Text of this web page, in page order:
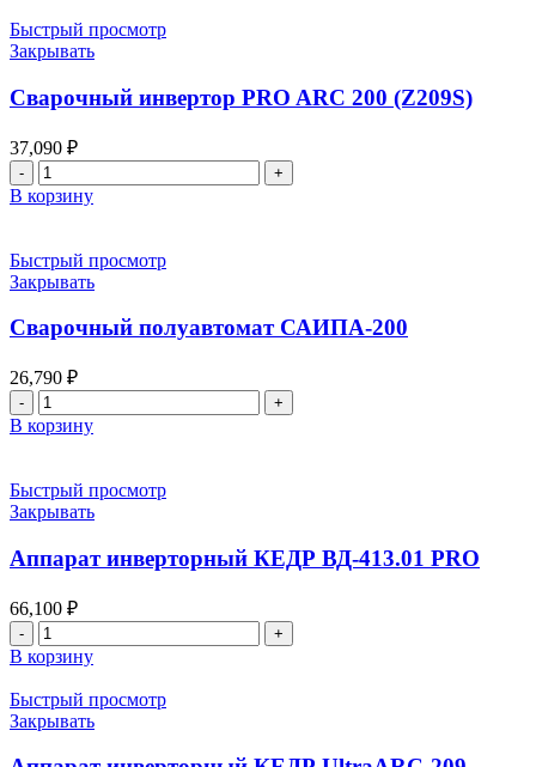
TECH
ARC
205
(Z203)
Быстрый просмотр
Закрывать
Сварочный инвертор PRO ARC 200 (Z209S)
37,090 ₽
Количество
товара
Сварочный
PRO
ARC
200
(Z209S)
В корзину
Быстрый просмотр
Закрывать
Сварочный полуавтомат САИПА-200
26,790 ₽
Количество
товара
Сварочный
САИПА-200
В корзину
Быстрый просмотр
Закрывать
Аппарат инверторный КЕДР ВД-413.01 PRO
66,100 ₽
Количество
товара
Аппарат
инверторный
КЕДР
ВД-413.01
PRO
В корзину
Быстрый просмотр
Закрывать